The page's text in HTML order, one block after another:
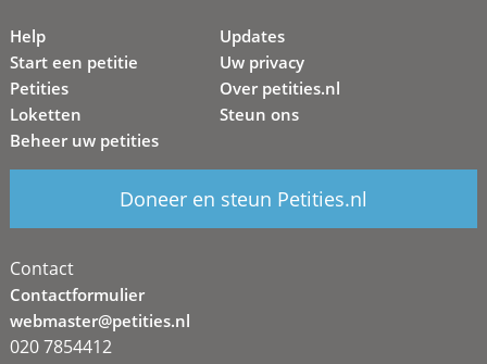
Help
Start een petitie
Petities
Loketten
Beheer uw petities
Updates
Uw privacy
Over petities.nl
Steun ons
Doneer en steun Petities.nl
Contact
Contactformulier
webmaster@petities.nl
020 7854412